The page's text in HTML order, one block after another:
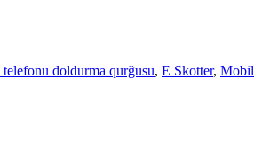
doldurma qurğusu, E Skotter, Mobil